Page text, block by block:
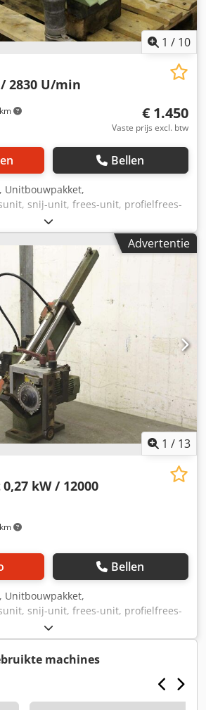
1 / 10
2830 U/min
€ 1.450
Vaste prijs excl. btw
Bellen
, Unitbouwpakket,
snij-unit, frees-unit, profielfrees-
trim-unit, dubbelkante profiler,
scoremotor, hakselmotor,
-Fabrikant:
zwenkbaar Dcedsgy Dbwjpfx Adiok -
x 30 mm -Motor: Perske type DKNS
rpm -Beschermingsklasse: IP 54 -
/ H630 mm -Gewicht: 115 kg
Advertentie
1 / 13
0,27 kW / 12000
Bellen
, Unitbouwpakket,
snij-unit, frees-unit, profielfrees-
trim-unit, dubbelkante profiler,
scoremotor, hakselmotor,
Dcodpfxsgy T I Tj
afkanteenheid van
BRANDT KM 35 -Motor: Homag type
kW / 12000 omw/min -Voltage: 220V /
machines